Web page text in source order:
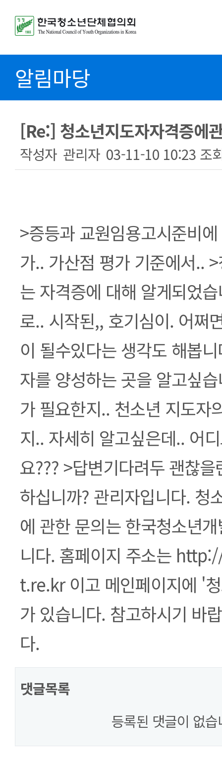
알림마당
[Re:] 청소년지도자자격증에
작성자 관리자 03-11-10 10:23 조
본문
>증등과 교원임용고시준비
가.. 가산점 평가 기준에서..
는 자격증에 대해 알게되었
로.. 시작된,, 호기심이. 어쩌
이 될수있다는 생각도 해봅
자를 양성하는 곳을 알고싶
가 필요한지.. 천소년 지도자
지.. 자세히 알고싶은데.. 어
요??? >답변기다려두 괜찮
하십니까? 관리자입니다. 청
에 관한 문의는 한국청소년
니다. 홈페이지 주소는
t.re.kr 이고 메인페이지에 '
가 있습니다. 참고하시기 바
다.
댓글목록
등록된 댓글이 없습